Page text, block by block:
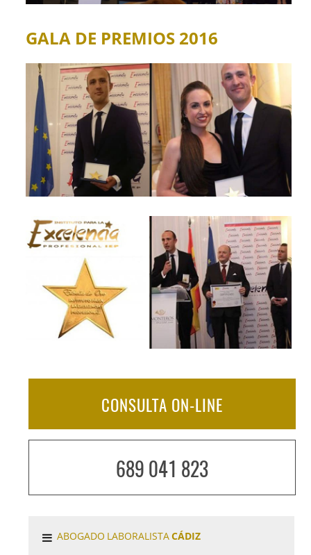
GALA DE PREMIOS 2016
CONSULTA ON-LINE
689 041 823
ABOGADO LABORALISTACÁDIZ